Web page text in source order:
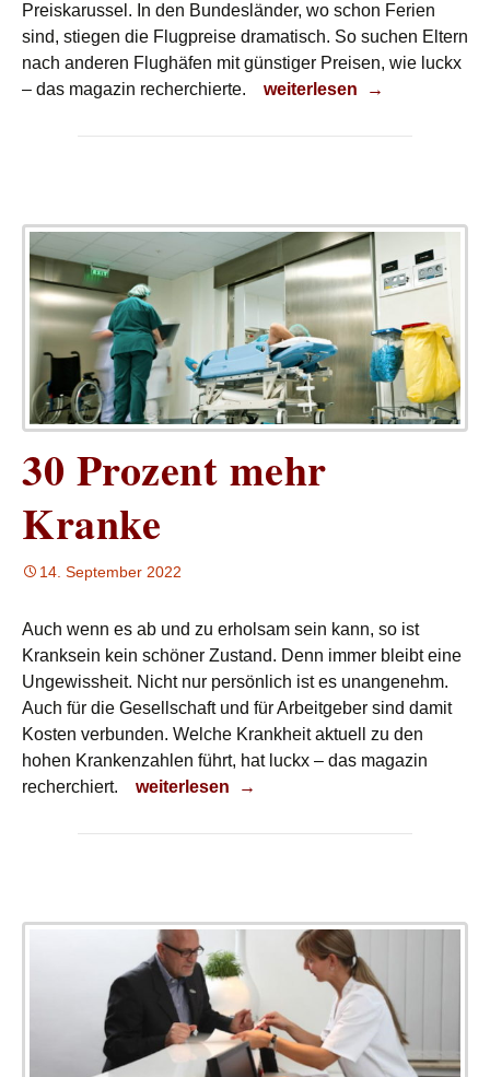
Preiskarussel. In den Bundesländer, wo schon Ferien
sind, stiegen die Flugpreise dramatisch. So suchen Eltern
nach anderen Flughäfen mit günstiger Preisen, wie luckx
– das magazin recherchierte.
Beurlaubung
weiterlesen →
30 Prozent mehr
Kranke
14. September 2022
Auch wenn es ab und zu erholsam sein kann, so ist
Kranksein kein schöner Zustand. Denn immer bleibt eine
Ungewissheit. Nicht nur persönlich ist es unangenehm.
Auch für die Gesellschaft und für Arbeitgeber sind damit
Kosten verbunden. Welche Krankheit aktuell zu den
hohen Krankenzahlen führt, hat luckx – das magazin
recherchiert.
30 Prozent mehr Kranke
weiterlesen →